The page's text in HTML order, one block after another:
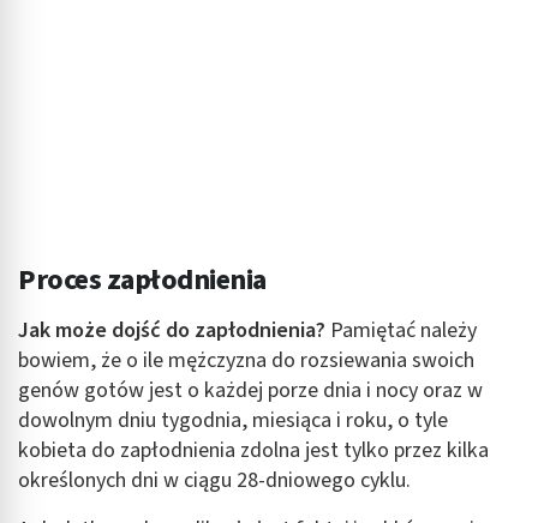
Proces zapłodnienia
Jak może dojść do zapłodnienia? Pamiętać należy
bowiem, że o ile mężczyzna do rozsiewania swoich
genów gotów jest o każdej porze dnia i nocy oraz w
dowolnym dniu tygodnia, miesiąca i roku, o tyle
kobieta do zapłodnienia zdolna jest tylko przez kilka
określonych dni w ciągu 28-dniowego cyklu.